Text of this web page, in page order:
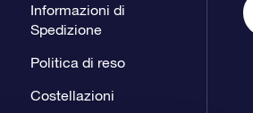
Informazioni di
Spedizione
Politica di reso
Costellazioni